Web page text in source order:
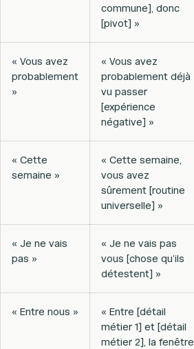
commune], donc
[pivot] »
« Vous avez
probablement
»
« Vous avez
probablement déjà
vu passer
[expérience
négative] »
« Cette
semaine »
« Cette semaine,
vous avez
sûrement [routine
universelle] »
« Je ne vais
pas »
« Je ne vais pas
vous [chose qu’ils
détestent] »
« Entre nous »
« Entre [détail
métier 1] et [détail
métier 2], la fenêtre